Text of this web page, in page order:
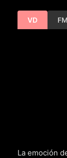
VD FM
La emoción